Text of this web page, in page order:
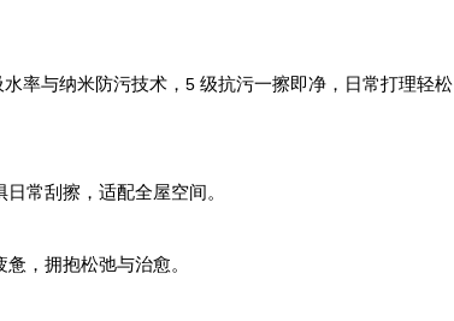
水率与纳米防污技术， 5 级抗污一擦即净，日常打理轻松
常刮擦，适配全屋空间。
，拥抱松弛与治愈。